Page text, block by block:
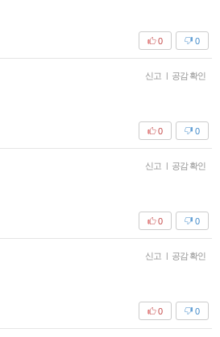
0
0
신고 | 공감 확인
0
0
신고 | 공감 확인
0
0
신고 | 공감 확인
0
0